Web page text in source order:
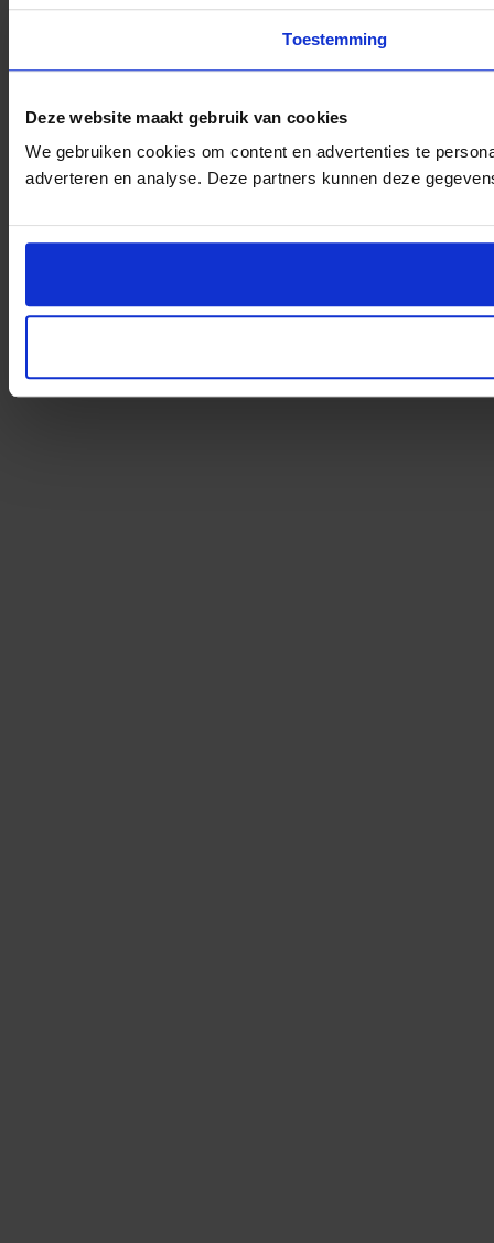
Toestemming
Deze website maakt gebruik van cookies
We gebruiken cookies om content en advertenties te
adverteren en analyse. Deze partners kunnen deze